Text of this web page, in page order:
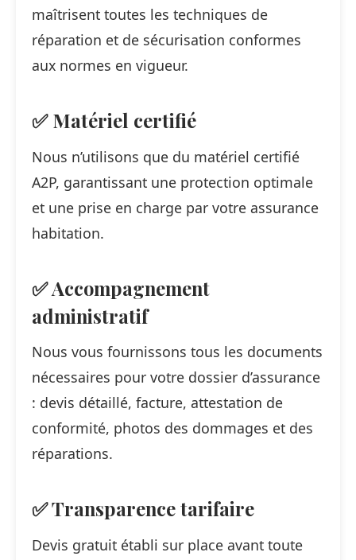
maîtrisent toutes les techniques de
réparation et de sécurisation conformes
aux normes en vigueur.
✅ Matériel certifié
Nous n’utilisons que du matériel certifié
A2P, garantissant une protection optimale
et une prise en charge par votre assurance
habitation.
✅ Accompagnement
administratif
Nous vous fournissons tous les documents
nécessaires pour votre dossier d’assurance
: devis détaillé, facture, attestation de
conformité, photos des dommages et des
réparations.
✅ Transparence tarifaire
Devis gratuit établi sur place avant toute